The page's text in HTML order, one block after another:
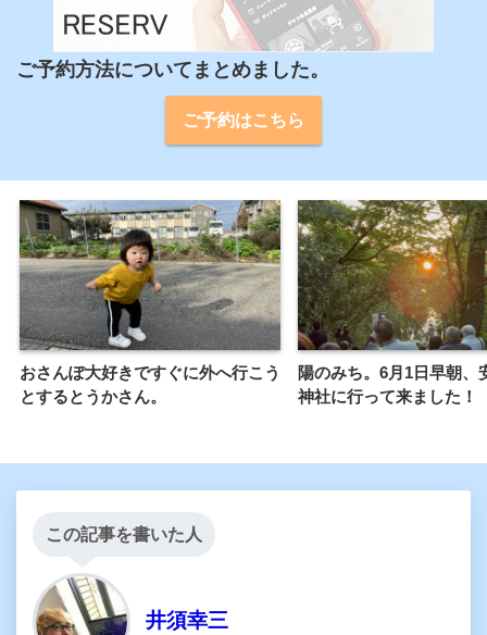
ご予約方法についてまとめました。
ご予約はこちら
おさんぽ大好きですぐに外へ行こう
とするとうかさん。
陽のみち。6月1日早朝、
神社に行って来ました！
この記事を書いた人
井須幸三